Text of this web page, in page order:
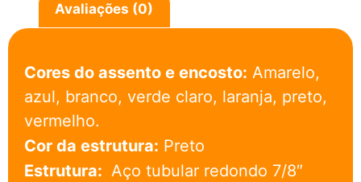
Avaliações (0)
Cores do assento e encosto: Amarelo,
azul, branco, verde claro, laranja, preto,
vermelho.
Cor da estrutura: Preto
Estrutura: Aço tubular redondo 7/8″